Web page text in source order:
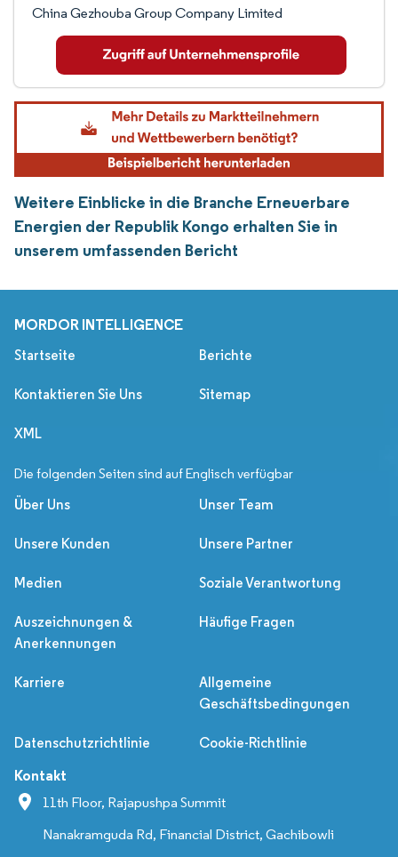
China Gezhouba Group Company Limited
Weitere Einblicke in die Branche Erneuerbare
Energien der Republik Kongo erhalten Sie in
unserem umfassenden Bericht
MORDOR INTELLIGENCE
Startseite Berichte
Kontaktieren Sie Uns Sitemap
XML
Die folgenden Seiten sind auf Englisch verfügbar
Über Uns Unser Team
Unsere Kunden Unsere Partner
Medien Soziale Verantwortung
Auszeichnungen &
Anerkennungen
Häufige Fragen
Karriere
Allgemeine
Geschäftsbedingungen
Datenschutzrichtlinie Cookie-Richtlinie
Kontakt
11th Floor, Rajapushpa Summit
Nanakramguda Rd, Financial District, Gachibowli